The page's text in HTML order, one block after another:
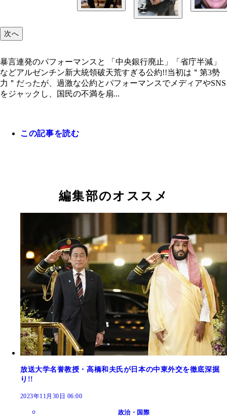
インフレと不況にあえぐアルゼンチン経済。若い
停滞感、絶望感は頂点に達している
暴言連発のパフォーマンスと 「中央銀行廃止」「
次へ
暴言連発のパフォーマンスと 「中央銀行廃止」「省庁半減」
などアルゼンチン新大統領破天荒すぎる公約!!当初は＂第3勢
力＂だったが、過激な公約とパフォーマンスでメディアやSNS
をジャックし、国民の不満を扇...
この記事を読む
編集部のオススメ
放送大学名誉教授・高橋和夫氏が日本の中東外交を徹底深掘
り!!
2023年11月30日 06:00
政治・国際